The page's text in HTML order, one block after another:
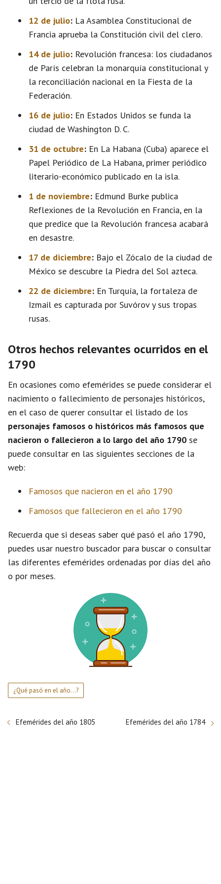
12 de julio: La Asamblea Constitucional de
Francia aprueba la Constitución civil del clero.
14 de julio: Revolución francesa: los ciudadanos
de París celebran la monarquía constitucional y
la reconciliación nacional en la Fiesta de la
Federación.
16 de julio: En Estados Unidos se funda la
ciudad de Washington D. C.
31 de octubre: En La Habana (Cuba) aparece el
Papel Periódico de La Habana, primer periódico
literario-económico publicado en la isla.
1 de noviembre: Edmund Burke publica
Reflexiones de la Revolución en Francia, en la
que predice que la Revolución francesa acabará
en desastre.
17 de diciembre: Bajo el Zócalo de la ciudad de
México se descubre la Piedra del Sol azteca.
22 de diciembre: En Turquía, la fortaleza de
Izmail es capturada por Suvórov y sus tropas
rusas.
Otros hechos relevantes ocurridos en el
1790
En ocasiones como efemérides se puede considerar el
nacimiento o fallecimiento de personajes históricos,
en el caso de querer consultar el listado de los
personajes famosos o históricos más famosos que
nacieron o fallecieron a lo largo del año 1790 se
puede consultar en las siguientes secciones de la
web:
Famosos que nacieron en el año 1790
Famosos que fallecieron en el año 1790
Recuerda que si deseas saber qué pasó el año 1790,
puedes usar nuestro buscador para buscar o consultar
las diferentes efemérides ordenadas por días del año
o por meses.
¿Qué pasó en el año...?
Efemérides del año 1805 Efemérides del año 1784